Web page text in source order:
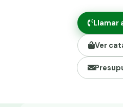
Alambre liso
Malla ocultación 70 g/
Abrazadera PVC malla
Grapa malla H.
Llamar
Ver